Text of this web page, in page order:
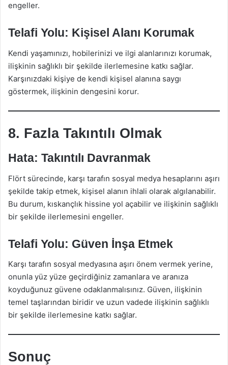
engeller.
Telafi Yolu: Kişisel Alanı Korumak
Kendi yaşamınızı, hobilerinizi ve ilgi alanlarınızı korumak,
ilişkinin sağlıklı bir şekilde ilerlemesine katkı sağlar.
Karşınızdaki kişiye de kendi kişisel alanına saygı
göstermek, ilişkinin dengesini korur.
8. Fazla Takıntılı Olmak
Hata: Takıntılı Davranmak
Flört sürecinde, karşı tarafın sosyal medya hesaplarını aşırı
şekilde takip etmek, kişisel alanın ihlali olarak algılanabilir.
Bu durum, kıskançlık hissine yol açabilir ve ilişkinin sağlıklı
bir şekilde ilerlemesini engeller.
Telafi Yolu: Güven İnşa Etmek
Karşı tarafın sosyal medyasına aşırı önem vermek yerine,
onunla yüz yüze geçirdiğiniz zamanlara ve aranıza
koyduğunuz güvene odaklanmalısınız. Güven, ilişkinin
temel taşlarından biridir ve uzun vadede ilişkinin sağlıklı
bir şekilde ilerlemesine katkı sağlar.
Sonuç